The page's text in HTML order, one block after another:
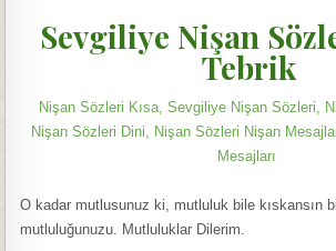
Sevgiliye Nişan
Tebrik
Nişan Sözleri Kısa, Sevgiliye Nişan Sözleri,
Nişan Sözleri Dini, Nişan Sözleri Nişan
Mesajları
O kadar mutlusunuz ki, mutluluk bile kıskansın
mutluluğunuzu. Mutluluklar Dilerim.